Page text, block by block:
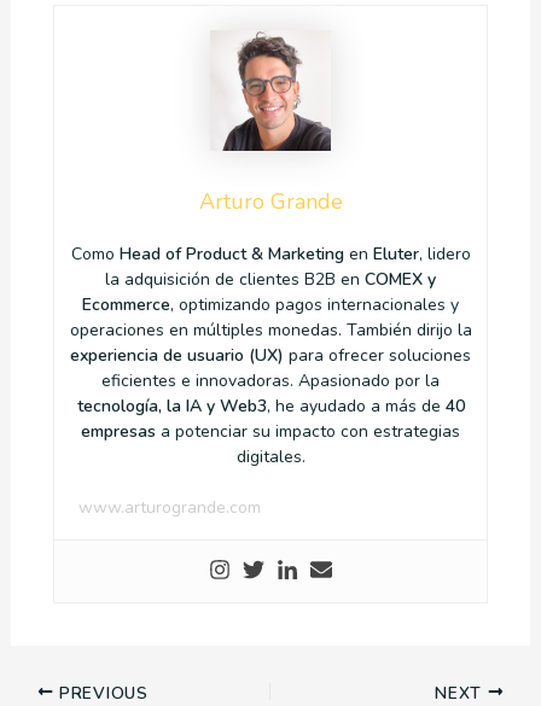
Arturo Grande
Como Head of Product & Marketingen Eluter, lidero
la adquisición de clientes B2B en COMEX y
Ecommerce, optimizando pagos internacionales y
operaciones en múltiples monedas. También dirijo la
experiencia de usuario (UX) para ofrecer soluciones
eficientes e innovadoras. Apasionado por la
tecnología, la IA y Web3, he ayudado a más de 40
empresas a potenciar su impacto con estrategias
digitales.
www.arturogrande.com
PREVIOUS NEXT